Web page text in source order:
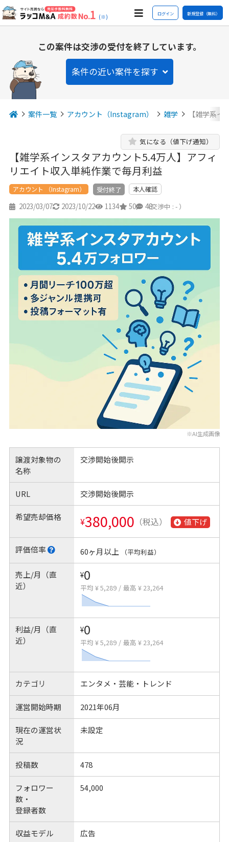
(※) ログイン 新規登録（無料）
この案件は交渉の受付を終了しています。
条件の近い案件を探す
案件一覧 アカウント（Instagram） 雑学 【雑学系
【雑学系インスタアカウント5.4万人】アフィ
リエイト収入単純作業で毎月利益
気になる（値下げ通知）
アカウント （Instagram） 受付終了 本人確認
2023/03/07 2023/10/22 1134 50 48
（交渉中 : - ）
※AI生成画像
譲渡対象物の
名称
交渉開始後開示
URL 交渉開始後開示
希望売却価格 ¥380,000 （税込） 値下げ
評価倍率 60ヶ月以上 （平均利益）
売上/月（直
近）
¥0
平均 ¥ 5,289 / 最高 ¥ 23,264
利益/月（直
近）
¥0
平均 ¥ 5,289 / 最高 ¥ 23,264
カテゴリ エンタメ・芸能・トレンド
運営開始時期 2021年06月
現在の運営状
況
未設定
投稿数 478
フォロワー
数・
登録者数
54,000
収益モデル 広告